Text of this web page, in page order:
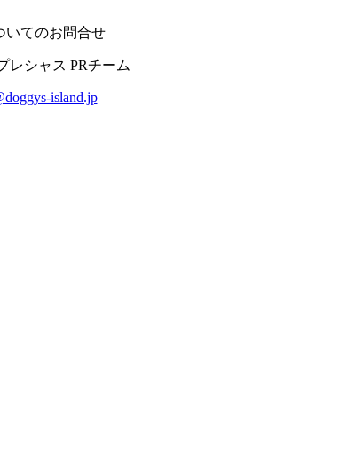
いてのお問合せ
レシャス PRチーム
island.jp